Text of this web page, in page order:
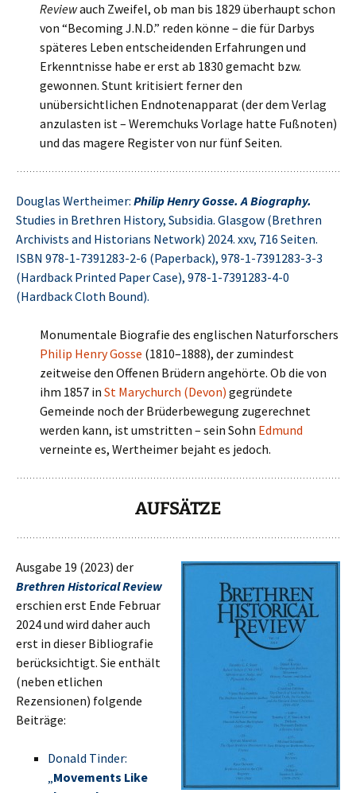
Reviewauch Zweifel, ob man bis 1829 überhaupt schon
von “Becoming J.N.D.” reden könne – die für Darbys
späteres Leben entscheidenden Erfahrungen und
Erkenntnisse habe er erst ab 1830 gemacht bzw.
gewonnen. Stunt kritisiert ferner den
unübersichtlichen Endnotenapparat (der dem Verlag
anzulasten ist – Weremchuks Vorlage hatte Fußnoten)
und das magere Register von nur fünf Seiten.
Douglas Wertheimer: Philip Henry Gosse. A Biography.
Studies in Brethren History, Subsidia. Glasgow (Brethren
Archivists and Historians Network) 2024. xxv, 716 Seiten.
ISBN 978-1-7391283-2-6 (Paperback), 978-1-7391283-3-3
(Hardback Printed Paper Case), 978-1-7391283-4-0
(Hardback Cloth Bound).
Monumentale Biografie des englischen Naturforschers
Philip Henry Gosse (1810–1888), der zumindest
zeitweise den Offenen Brüdern angehörte. Ob die von
ihm 1857 in St Marychurch (Devon) gegründete
Gemeinde noch der Brüderbewegung zugerechnet
werden kann, ist umstritten – sein Sohn Edmund
verneinte es, Wertheimer bejaht es jedoch.
AUFSÄTZE
Ausgabe 19 (2023) der
Brethren Historical Review
erschien erst Ende Februar
2024 und wird daher auch
erst in dieser Bibliografie
berücksichtigt. Sie enthält
(neben etlichen
Rezensionen) folgende
Beiträge:
Donald Tinder:
„Movements Like